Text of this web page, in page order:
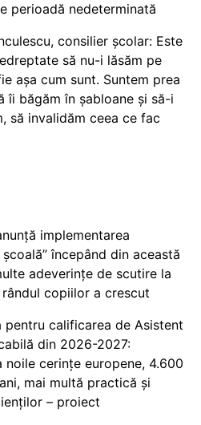
perioadă nedeterminată
consilier școlar: Este
să nu-i lăsăm pe
așa cum sunt. Suntem prea
îi băgăm în șabloane și să-i
să invalidăm ceea ce fac
implementarea
începând din această
adeverințe de scutire la
copiilor a crescut
pentru calificarea de Asistent
din 2026-2027:
noile cerințe europene, 4.600
mai multă practică și
– proiect